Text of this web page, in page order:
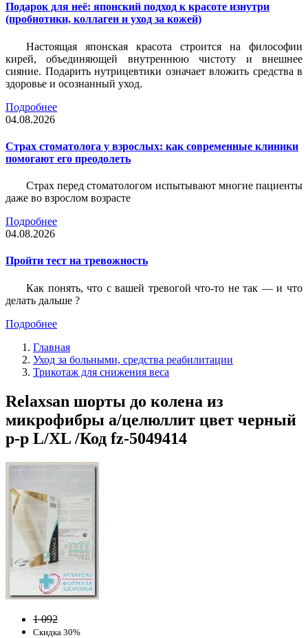
Подарок для неё: японский подход к красоте изнутри
(пробиотики, коллаген и уход за кожей)
Настоящая японская красота строится на философии
кирей, объединяющей внутреннюю чистоту и внешнее
сияние. Подарить нутрицевтики означает вложить средства в
здоровье и осознанный уход.
Подробнее
04.08.2026
Страх стоматолога у взрослых: как современные клиники
помогают его преодолеть
Страх перед стоматологом испытывают многие пациенты
даже во взрослом возрасте
Подробнее
04.08.2026
Пройти тест на тревожность
Как понять, что с вашей тревогой что-то не так — и что
делать дальше ?
Подробнее
Главная
Уход за больными, средства реабилитации
Трикотаж для снижения веса
Relaxsan шорты до колена из
микрофибры а/целюллит цвет черный
р-р L/XL /Код fz-5049414
1 092
Скидка 30%